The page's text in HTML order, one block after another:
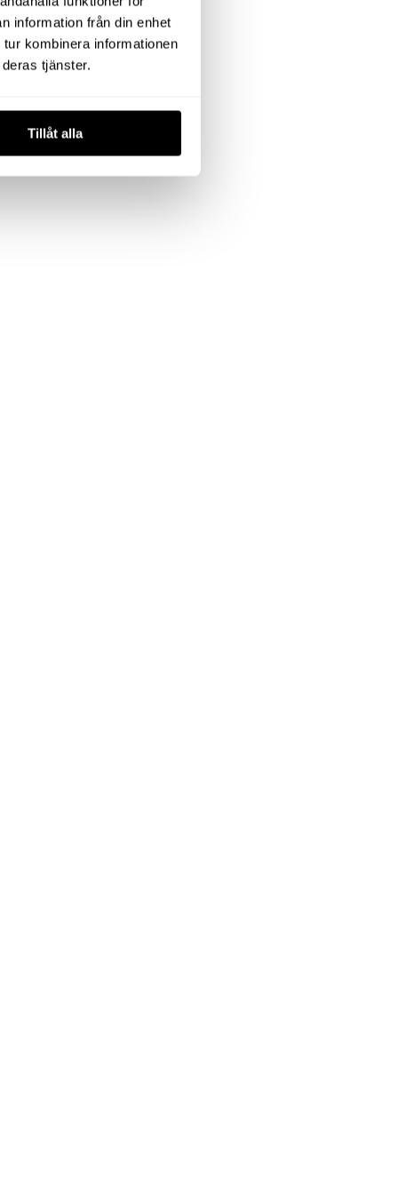
information från din enhet
kombinera informationen
tjänster.
Tillåt alla